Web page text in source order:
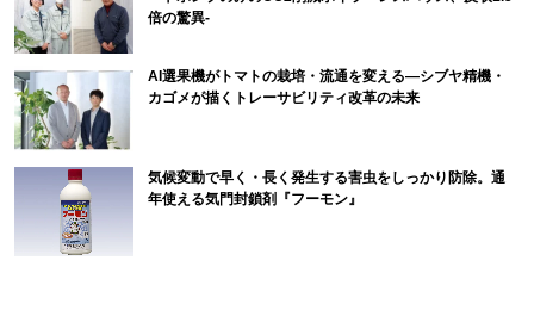
倍の驚異-
AI選果機がトマトの栽培・流通を変える―シブヤ精機・
カゴメが描くトレーサビリティ改革の未来
気候変動で早く・長く発生する害虫をしっかり防除。通
年使える気門封鎖剤『フーモン』